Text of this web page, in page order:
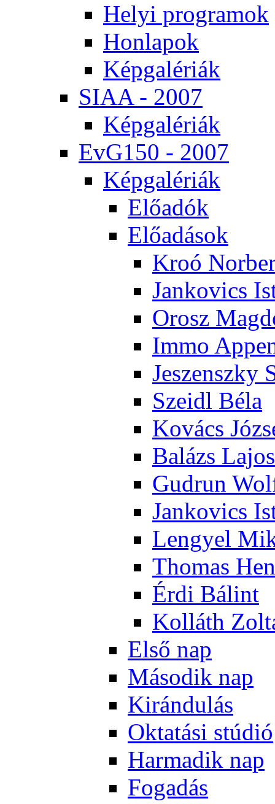
He­lyi prog­ra­mok
Hon­la­pok
Kép­ga­lé­ri­ák
SI­AA - 2007
Kép­ga­lé­ri­ák
EvG150 - 2007
Kép­ga­lé­ri­ák
Elő­adók
Elő­adá­sok
Kroó
Jan­ko­vics
Orosz
Im­mo
Je­szensz­ky
Szeidl Bé­la
Ko­vács
Ba­lázs La­jos
Gud­run
Jan­ko­vics
Len­gyel
Tho­mas
Ér­di Bá­lint
Kol­láth
El­ső nap
Má­so­dik nap
Ki­rán­du­lás
Ok­ta­tá­si stú­dió
Har­ma­dik nap
Fo­ga­dás